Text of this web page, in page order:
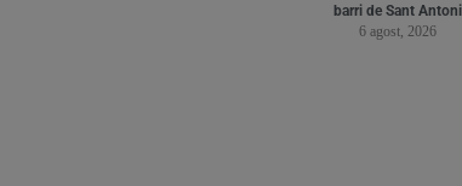
barri de Sant Antoni
6 agost, 2026